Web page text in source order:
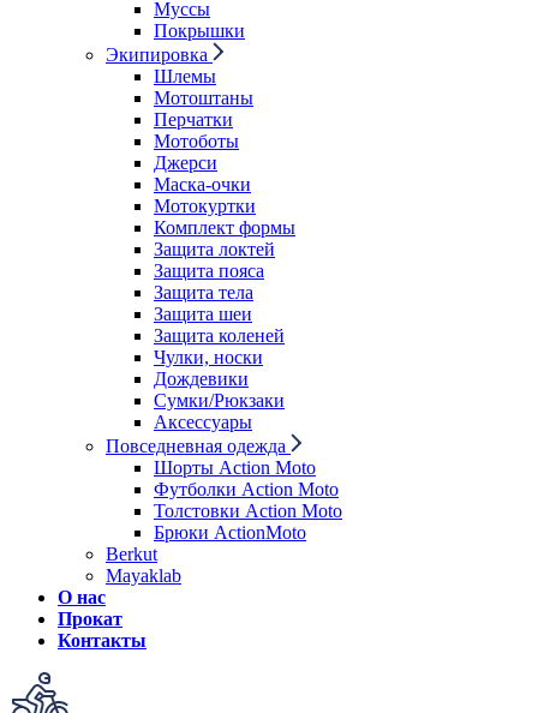
Муссы
Покрышки
Экипировка
Шлемы
Мотоштаны
Перчатки
Мотоботы
Джерси
Маска-очки
Мотокуртки
Комплект формы
Защита локтей
Защита пояса
Защита тела
Защита шеи
Защита коленей
Чулки, носки
Дождевики
Сумки/Рюкзаки
Аксессуары
Повседневная одежда
Шорты Action Moto
Футболки Action Moto
Толстовки Action Moto
Брюки ActionMoto
Berkut
Mayaklab
О нас
Прокат
Контакты